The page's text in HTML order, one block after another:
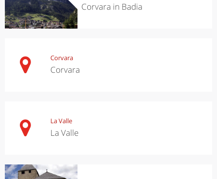
Corvara in Badia
Corvara
Corvara
La Valle
La Valle